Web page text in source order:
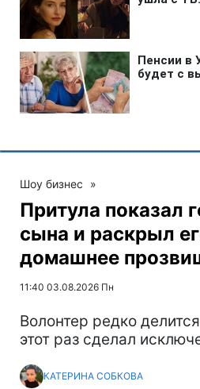
Шоу бизнес »
Притула показал
сына и раскрыл
домашнее
11:40 03.08.2026 Пн
Волонтер редко
этот раз сделал
КАТЕРИНА СОБКОВА